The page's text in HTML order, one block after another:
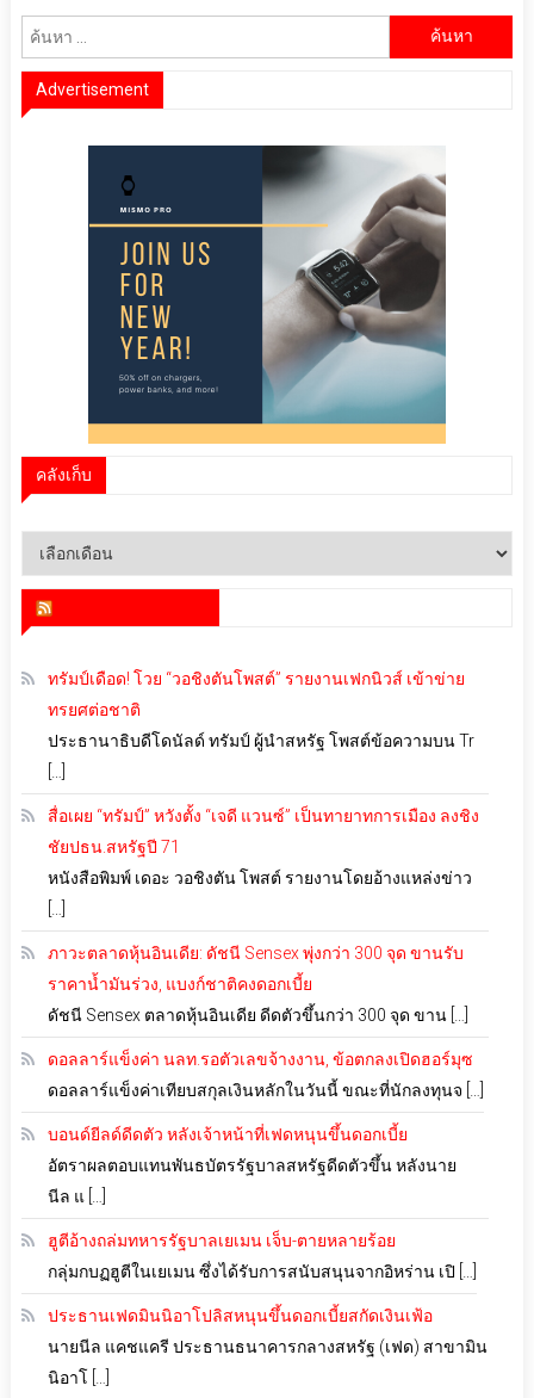
Advertisement
คลังเก็บ
คลัง
ทรัมป์เดือด! โวย “วอชิงตันโพสต์” รายงานเฟกนิวส์ เข้าข่าย
ทรยศต่อชาติ
ประธานาธิบดีโดนัลด์ ทรัมป์ ผู้นำสหรัฐ โพสต์ข้อความบน Tr
สื่อเผย “ทรัมป์” หวังตั้ง “เจดี แวนซ์” เป็นทายาทการเมือง ลงชิง
ชัยปธน.สหรัฐปี 71
หนังสือพิมพ์ เดอะ วอชิงตัน โพสต์ รายงานโดยอ้างแหล่งข่าว
ภาวะตลาดหุ้นอินเดีย: ดัชนี Sensex พุ่งกว่า 300 จุด ขานรับ
ราคาน้ำมันร่วง, แบงก์ชาติคงดอกเบี้ย
ดัชนี Sensex ตลาดหุ้นอินเดีย ดีดตัวขึ้นกว่า 300 จุด ขาน […]
ดอลลาร์แข็งค่า นลท.รอตัวเลขจ้างงาน, ข้อตกลงเปิดฮอร์มุซ
ดอลลาร์แข็งค่าเทียบสกุลเงินหลักในวันนี้ ขณะที่นักลงทุนจ […]
บอนด์ยีลด์ดีดตัว หลังเจ้าหน้าที่เฟดหนุนขึ้นดอกเบี้ย
อัตราผลตอบแทนพันธบัตรรัฐบาลสหรัฐดีดตัวขึ้น หลังนาย
นีล แ […]
ฮูตีอ้างถล่มทหารรัฐบาลเยเมน เจ็บ-ตายหลายร้อย
กลุ่มกบฏฮูตีในเยเมน ซึ่งได้รับการสนับสนุนจากอิหร่าน เปิ […]
ประธานเฟดมินนิอาโปลิสหนุนขึ้นดอกเบี้ยสกัดเงินเฟ้อ
นายนีล แคชแครี ประธานธนาคารกลางสหรัฐ (เฟด) สาขามิน
นิอาโ […]